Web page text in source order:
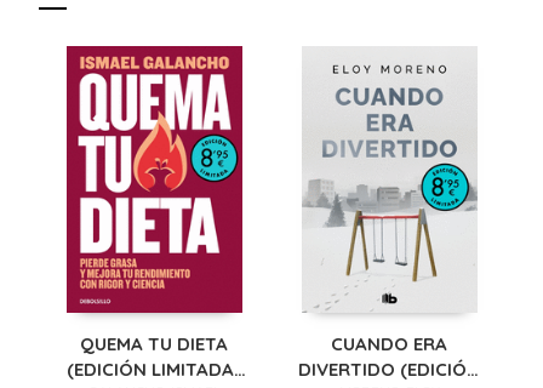
QUEMA TU DIETA
(EDICIÓN LIMITADA ·
CUANDO ERA
DIVERTIDO (EDICIÓN